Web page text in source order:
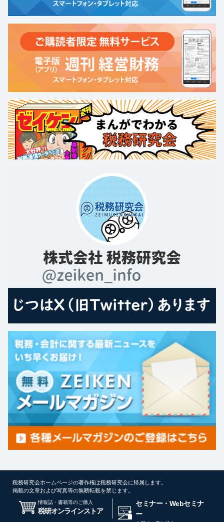
税務研究会ホームページの著作権は税務研究会に帰属します。
掲載の文章および写真等の無断転載を禁じます。
情報誌・書籍等のご購入
税研オンラインストア
セミナー・Webセミナ
ー